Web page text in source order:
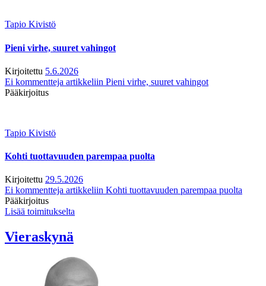
Tapio Kivistö
Pieni virhe, suuret vahingot
Kirjoitettu 5.6.2026
Ei kommentteja artikkeliin Pieni virhe, suuret vahingot
Pääkirjoitus
Tapio Kivistö
Kohti tuottavuuden parempaa puolta
Kirjoitettu 29.5.2026
Ei kommentteja artikkeliin Kohti tuottavuuden parempaa puolta
Pääkirjoitus
Lisää toimitukselta
Vieraskynä